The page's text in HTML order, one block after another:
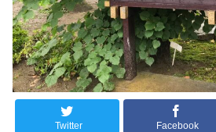
Twitter Facebook